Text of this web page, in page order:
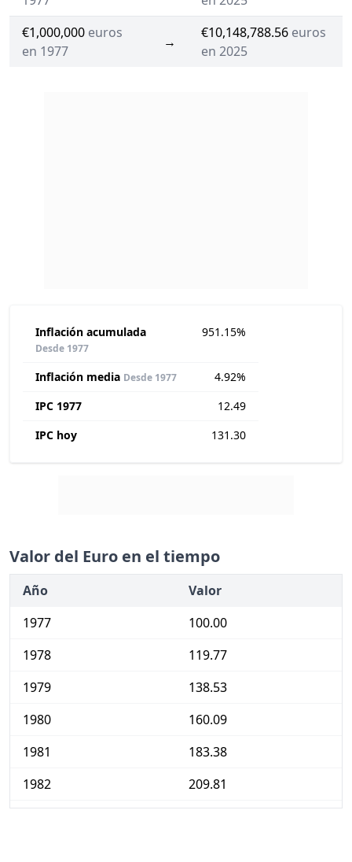
€1,000,000 euros
en 1977
→
€10,148,788.56 euros
en 2025
Inflación acumulada
Desde 1977
951.15%
Inflación media Desde 1977
4.92%
IPC 1977
12.49
IPC hoy
131.30
Valor del Euro en el tiempo
Año
Valor
1977
100.00
1978
119.77
1979
138.53
1980
160.09
1981
183.38
1982
209.81